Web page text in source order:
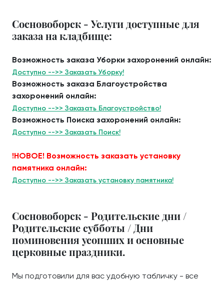
Сосновоборск - Услуги доступные для
заказа на кладбище:
Возможность заказа Уборки захоронений онлайн:
Доступно -->> Заказать Уборку!
Возможность заказа Благоустройства
захоронений онлайн:
Доступно -->> Заказать Благоустройство!
Возможность Поиска захоронений онлайн:
Доступно -->> Заказать Поиск!
!НОВОЕ! Возможность заказать установку
памятника онлайн:
Доступно -->> Заказать установку памятника!
Сосновоборск - Родительские дни /
Родительские субботы / Дни
поминовения усопших и основные
церковные праздники.
Мы подготовили для вас удобную табличку - все